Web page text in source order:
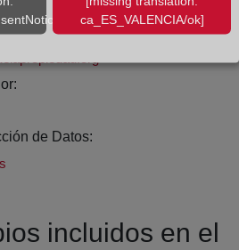
de Datos:
incluidos en el
learnMore]
ca_ES_VALENCIA/ok]